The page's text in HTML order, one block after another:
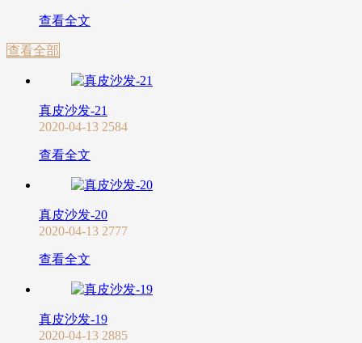
查看全文
查看全部
真皮沙发-21
2020-04-13 2584
查看全文
真皮沙发-20
2020-04-13 2777
查看全文
真皮沙发-19
2020-04-13 2885